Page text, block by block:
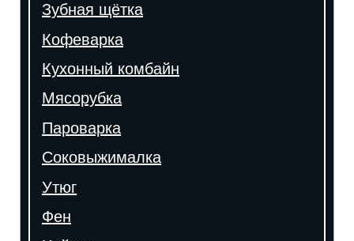
Зубная щётка
Кофеварка
Кухонный комбайн
Мясорубка
Пароварка
Соковыжималка
Утюг
Фен